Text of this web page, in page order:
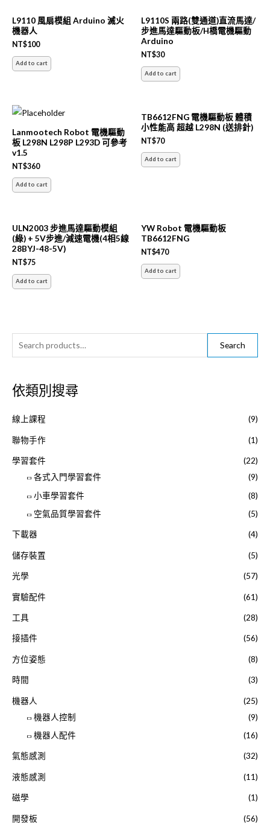
e
r
h
f
o
Search
依類別搜尋
線上課程 (9)
聯物手作 (1)
學習套件
(22)
各式入門學習套件
(9)
小車學習套件
(8)
空氣品質學習套件
(5)
下載器 (4)
儲存裝置 (5)
光學 (57)
實驗配件 (61)
工具 (28)
接插件 (56)
方位姿態 (8)
時間 (3)
機器人
(25)
機器人控制
(9)
機器人配件
(16)
氣態感測 (32)
液態感測 (11)
磁學 (1)
開發板
(56)
L9110 風扇模組 Arduino 滅火
機器人
NT$100
Add to cart
L9110S 兩路(雙通道)直流馬達/
步進馬達驅動板/H橋電機驅動
Arduino
NT$30
Add to cart
Lanmootech Robot 電機驅動
板 L298N L298P L293D 可參考
v1.5
NT$360
Add to cart
TB6612FNG 電機驅動板 體積
小性能高 超越 L298N (送排針)
NT$70
Add to cart
ULN2003 步進馬達驅動模組
(綠) + 5V步進/減速電機(4相5線
28BYJ-48-5V)
NT$75
Add to cart
YW Robot 電機驅動板
TB6612FNG
NT$470
Add to cart